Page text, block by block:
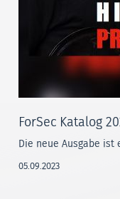
ForSec Katalog
Die neue Ausgabe ist
05.09.2023